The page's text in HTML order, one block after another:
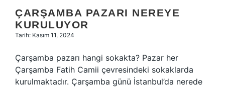
ÇARŞAMBA PAZARI NEREYE
KURULUYOR
Tarih: Kasım 11, 2024
Çarşamba pazarı hangi sokakta? Pazar her
Çarşamba Fatih Camii çevresindeki sokaklarda
kurulmaktadır. Çarşamba günü İstanbul’da nerede